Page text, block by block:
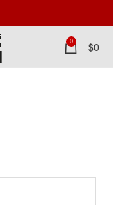
0 $0